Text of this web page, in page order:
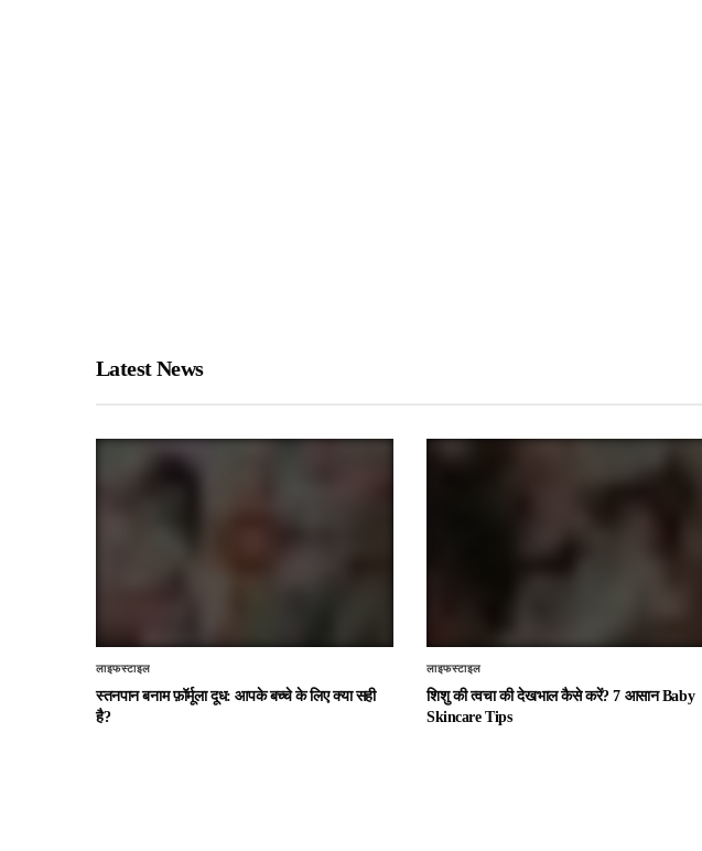
Latest News
लाइफस्टाइल
स्तनपान बनाम फ़ॉर्मूला दूध: आपके बच्चे के लिए क्या सही
है?
लाइफस्टाइल
शिशु की त्वचा की देखभाल कैसे करें? 7 आसान Baby
Skincare Tips